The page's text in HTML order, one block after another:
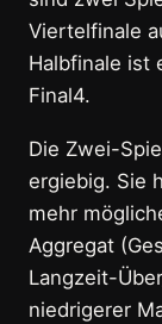
Viertelfinale
Halbfinale ist
Final4.
Die Zwei-
ergiebig. Sie
mehr
Aggregat
Langzeit-
niedrigerer